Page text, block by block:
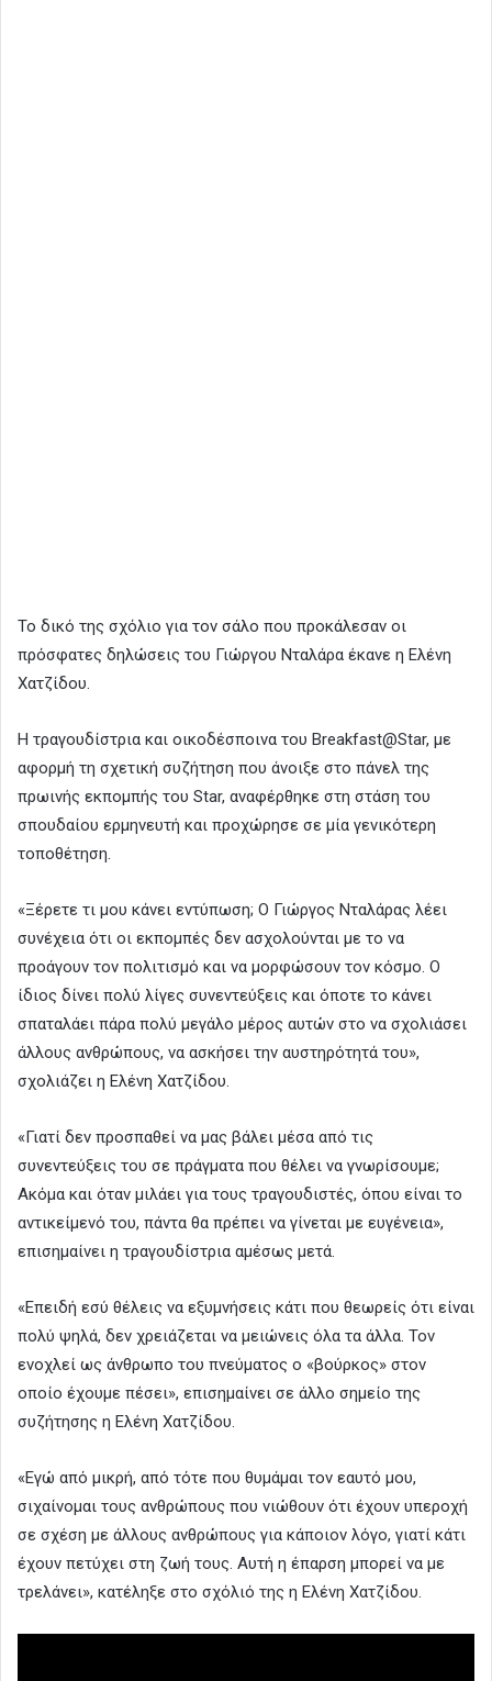
Το δικό της σχόλιο για τον σάλο που προκάλεσαν οι
πρόσφατες δηλώσεις του Γιώργου Νταλάρα έκανε η Ελένη
Χατζίδου.
Η τραγουδίστρια και οικοδέσποινα του Breakfast@Star, με
αφορμή τη σχετική συζήτηση που άνοιξε στο πάνελ της
πρωινής εκπομπής του Star, αναφέρθηκε στη στάση του
σπουδαίου ερμηνευτή και προχώρησε σε μία γενικότερη
τοποθέτηση.
«Ξέρετε τι μου κάνει εντύπωση; Ο Γιώργος Νταλάρας λέει
συνέχεια ότι οι εκπομπές δεν ασχολούνται με το να
προάγουν τον πολιτισμό και να μορφώσουν τον κόσμο. Ο
ίδιος δίνει πολύ λίγες συνεντεύξεις και όποτε το κάνει
σπαταλάει πάρα πολύ μεγάλο μέρος αυτών στο να σχολιάσει
άλλους ανθρώπους, να ασκήσει την αυστηρότητά του»,
σχολιάζει η Ελένη Χατζίδου.
«Γιατί δεν προσπαθεί να μας βάλει μέσα από τις
συνεντεύξεις του σε πράγματα που θέλει να γνωρίσουμε;
Ακόμα και όταν μιλάει για τους τραγουδιστές, όπου είναι το
αντικείμενό του, πάντα θα πρέπει να γίνεται με ευγένεια»,
επισημαίνει η τραγουδίστρια αμέσως μετά.
«Επειδή εσύ θέλεις να εξυμνήσεις κάτι που θεωρείς ότι είναι
πολύ ψηλά, δεν χρειάζεται να μειώνεις όλα τα άλλα. Τον
ενοχλεί ως άνθρωπο του πνεύματος ο «βούρκος» στον
οποίο έχουμε πέσει», επισημαίνει σε άλλο σημείο της
συζήτησης η Ελένη Χατζίδου.
«Εγώ από μικρή, από τότε που θυμάμαι τον εαυτό μου,
σιχαίνομαι τους ανθρώπους που νιώθουν ότι έχουν υπεροχή
σε σχέση με άλλους ανθρώπους για κάποιον λόγο, γιατί κάτι
έχουν πετύχει στη ζωή τους. Αυτή η έπαρση μπορεί να με
τρελάνει», κατέληξε στο σχόλιό της η Ελένη Χατζίδου.